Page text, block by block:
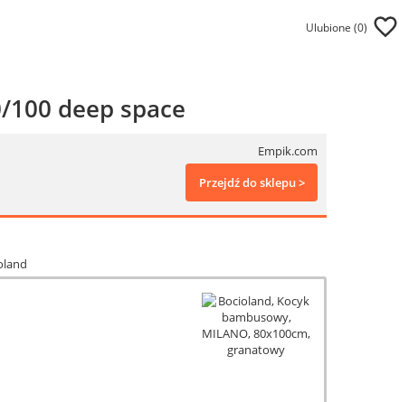
Ulubione (0)
deep space
Empik.com
Przejdź do sklepu >